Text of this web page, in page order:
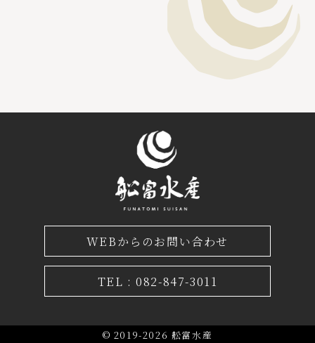
WEBからのお問い合わせ
TEL : 082-847-3011
© 2019-2026 舩富水産